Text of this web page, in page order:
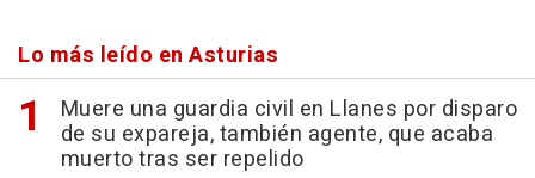
Lo más leído en Asturias
Muere una guardia civil en Llanes por disparo
de su expareja, también agente, que acaba
muerto tras ser repelido